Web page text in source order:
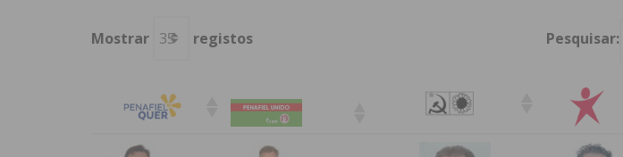
Mostrar registos Pesquisar: